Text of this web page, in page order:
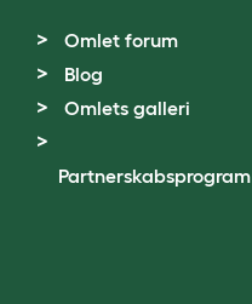
Omlet forum
Blog
Omlets galleri
Partnerskabsprogram